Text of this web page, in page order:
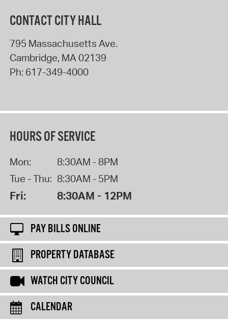
CONTACT CITY HALL
795 Massachusetts Ave.
Cambridge, MA02139
Ph: 617-349-4000
HOURS OF SERVICE
Mon:
8:30AM - 8PM
Tue - Thu: 8:30AM - 5PM
Fri: 8:30AM - 12PM
PAY BILLS ONLINE
PROPERTY DATABASE
WATCH CITY COUNCIL
CALENDAR